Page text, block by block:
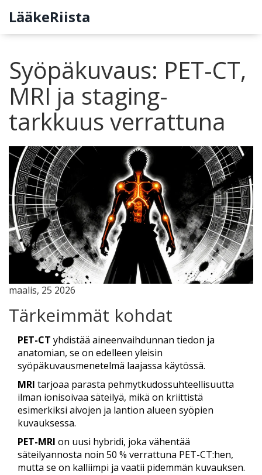
LääkeRiista
Syöpäkuvaus: PET-CT,
MRI ja staging-
tarkkuus verrattuna
maalis, 25 2026
Tärkeimmät kohdat
PET-CT yhdistää aineenvaihdunnan tiedon ja
anatomian, se on edelleen yleisin
syöpäkuvausmenetelmä laajassa käytössä.
MRI tarjoaa parasta pehmytkudossuhteellisuutta
ilman ionisoivaa säteilyä, mikä on kriittistä
esimerkiksi aivojen ja lantion alueen syöpien
kuvauksessa.
PET-MRI on uusi hybridi, joka vähentää
säteilyannosta noin 50 % verrattuna PET-CT:hen,
mutta se on kalliimpi ja vaatii pidemmän kuvauksen.